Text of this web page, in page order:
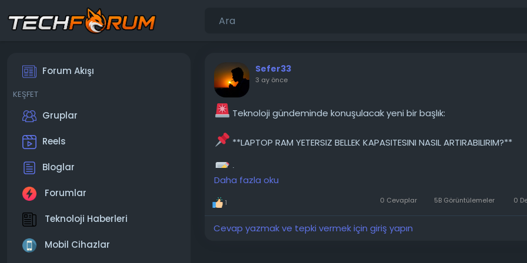
Forum Akışı
KEŞFET
Gruplar
Reels
Bloglar
Forumlar
Teknoloji Haberleri
Mobil Cihazlar
Sefer33
3 ay önce
Teknoloji gündeminde konuşulacak yeni bir başlık:
**LAPTOP RAM YETERSIZ BELLEK KAPASITESINI NASIL ARTIRABILIRIM?**
İkinci dizüstü bilgisayarımın sadece 4 GB RAM'i var ve buna bağlı
çalışıyor. Daha önce açtığımda, RAM'i yükseltmek için ek yuva olmadığını
RAM'i artırmanın bir yolu var mı? Model: HP 17 by0xxx
───────────────
Daha fazla oku
1 0 Cevaplar 5B Görüntülemeler 0
Cevap yazmak ve tepki vermek için giriş yapın